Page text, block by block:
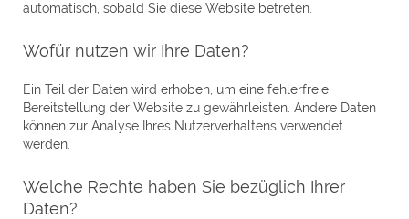
automatisch, sobald Sie diese Website betreten.
Wofür nutzen wir Ihre Daten?
Ein Teil der Daten wird erhoben, um eine fehlerfreie
Bereitstellung der Website zu gewährleisten. Andere Daten
können zur Analyse Ihres Nutzerverhaltens verwendet
werden.
Welche Rechte haben Sie bezüglich Ihrer
Daten?